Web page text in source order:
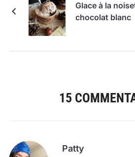
Glace à la
chocolat blanc
15
Patty